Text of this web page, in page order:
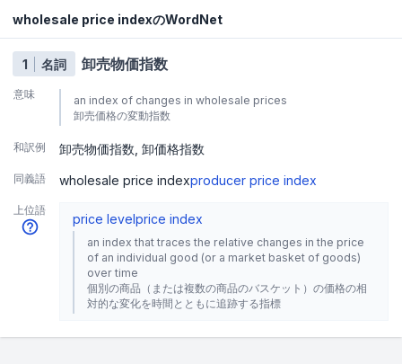
wholesale price indexのWordNet
1 名詞 卸売物価指数
意味
an index of changes in wholesale prices
卸売価格の変動指数
和訳例 卸売物価指数 卸価格指数
同義語 wholesale price indexproducer price index
上位語
price levelprice index
an index that traces the relative changes in the price
of an individual good (or a market basket of goods)
over time
個別の商品（または複数の商品のバスケット）の価格の相
対的な変化を時間とともに追跡する指標